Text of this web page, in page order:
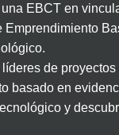
EBCT en
Emprendimiento
de proyectos
basado en
y